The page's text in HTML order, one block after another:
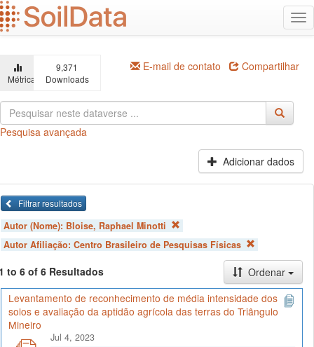
Ir
para
o
principal
Métricas
9,371
Downloads
E-mail de contato Compartilhar
Pesquisa avançada
Adicionar dados
Filtrar resultados
Autor (Nome): Bloise, Raphael Minotti
Autor Afiliação: Centro Brasileiro de Pesquisas Físicas
to 6 of 6 Resultados
Ordenar
Levantamento de reconhecimento de média intensidade dos
solos e avaliação da aptidão agrícola das terras do Triângulo
Mineiro
Jul 4, 2023